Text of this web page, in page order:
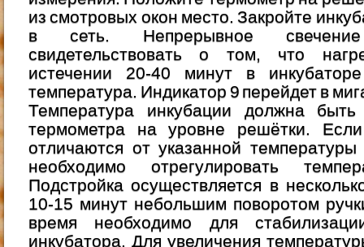
из смотровых окон место. Закройте
в сеть. Непрерывное
свидетельствовать о том, что
истечении 20-40 минут в
температура. Индикатор 9 перейдет в
Температура инкубации должна
термометра на уровне решётки.
отличаются от указанной
необходимо отрегулировать
Подстройка осуществляется в
10-15 минут небольшим поворотом
время необходимо для
инкубатора. Для увеличения